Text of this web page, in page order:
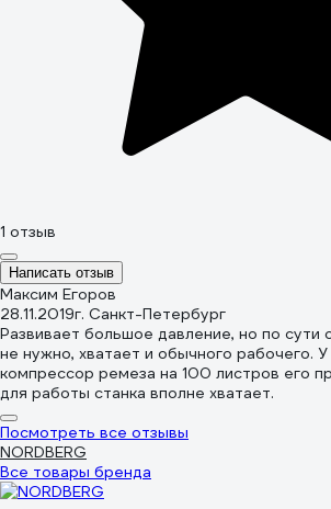
1 отзыв
Написать отзыв
Максим Егоров
28.11.2019г. Санкт-Петербург
Развивает большое давление, но по сути
не нужно, хватает и обычного рабочего.
компрессор ремеза на 100 листров его
для работы станка вполне хватает.
Посмотреть все отзывы
NORDBERG
Все товары бренда